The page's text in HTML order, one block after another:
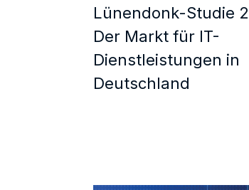
Lünendonk-Studie
Der Markt für IT-
Dienstleistungen in
Deutschland